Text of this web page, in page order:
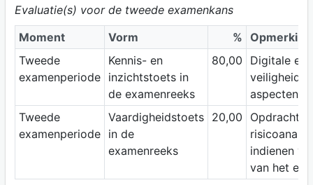
Evaluatie(s) voor de tweede examenkans
Moment
Vorm % Opmerking
Tweede
examenperiode
Kennis- en
inzichtstoets in
de examenreeks
80,00
Digitale
aspecten
Tweede
examenperiode
Vaardigheidstoets
in de
examenreeks
20,00
Opdracht
indienen
van het